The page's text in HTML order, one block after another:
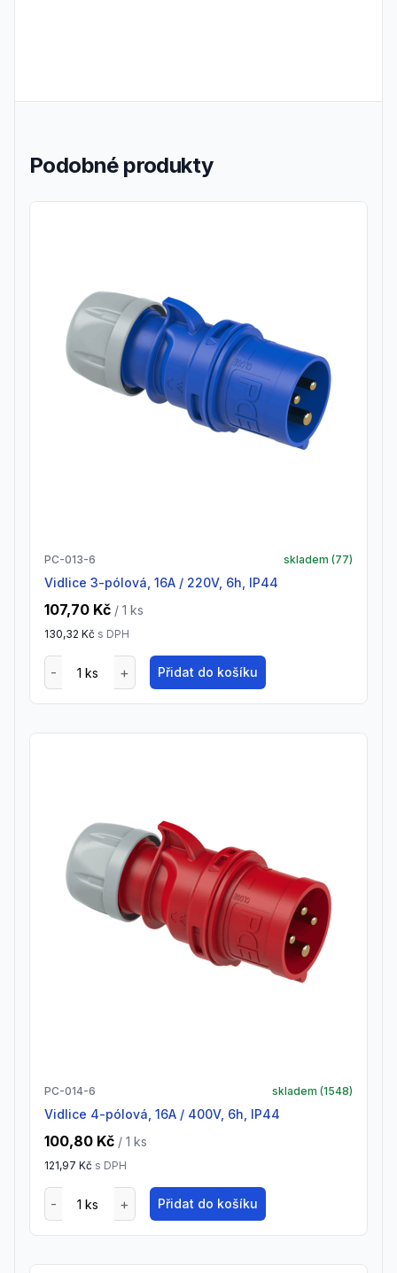
Podobné produkty
PC-013-6 skladem (77)
vidlice 3-pólová, 16A / 220V, 6h, IP44
107,70 Kč / 1 ks
130,32 Kč s DPH
Přidat do košíku
PC-014-6 skladem (1548)
vidlice 4-pólová, 16A / 400V, 6h, IP44
100,80 Kč / 1 ks
121,97 Kč s DPH
Přidat do košíku